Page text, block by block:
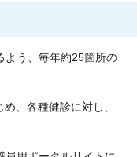
よう、毎年約25箇所の
、各種健診に対し、